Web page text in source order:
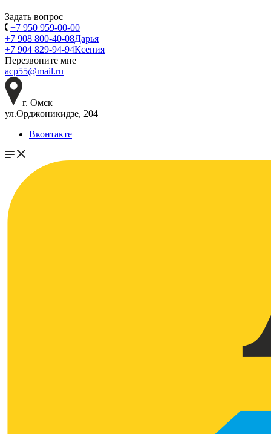
Задать вопрос
+7 950 959-00-00
+7 908 800-40-08Дарья
+7 904 829-94-94Ксения
Перезвоните мне
acp55@mail.ru
г. Омск
ул.Орджоникидзе, 204
Вконтакте